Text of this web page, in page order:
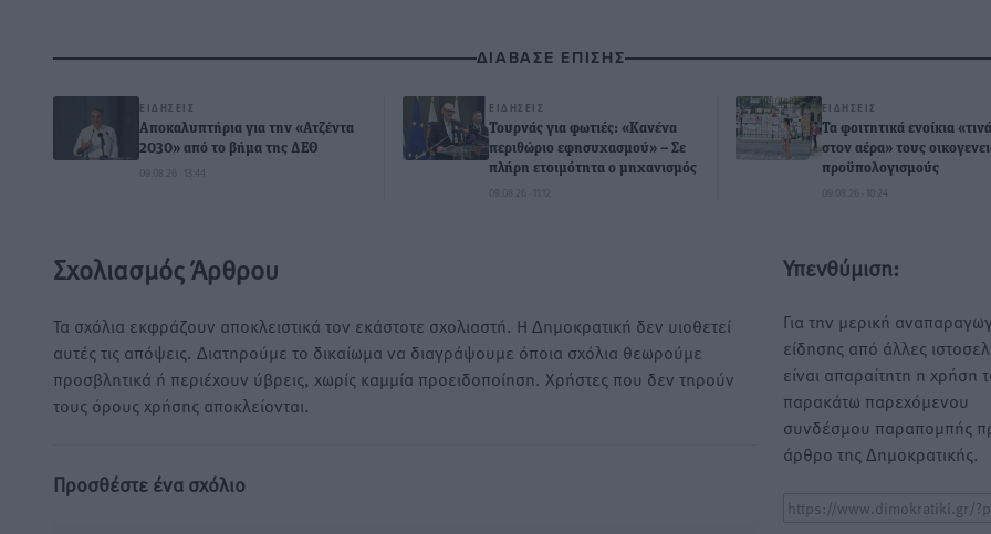
ΔΙΑΒΑΣΕ ΕΠΙΣΗΣ
ΕΙΔΉΣΕΙΣ
Αποκαλυπτήρια για την «Ατζέντα
2030» από το βήμα της ΔΕΘ
09.08.26 · 13:44
ΕΙΔΉΣΕΙΣ
Τουρνάς για φωτιές: «Κανένα
περιθώριο εφησυχασμού» – Σε
πλήρη ετοιμότητα ο μηχανισμός
09.08.26 · 11:12
ΕΙΔΉΣΕΙΣ
Τα φοιτητικά ενοίκια
στον αέρα» τους
προϋπολογισμούς
09.08.26 · 10:24
Σχολιασμός Άρθρου
Τα σχόλια εκφράζουν αποκλειστικά τον εκάστοτε σχολιαστή. Η Δημοκρατική δεν υιοθετεί
αυτές τις απόψεις. Διατηρούμε το δικαίωμα να διαγράψουμε όποια σχόλια θεωρούμε
προσβλητικά ή περιέχουν ύβρεις, χωρίς καμμία προειδοποίηση. Χρήστες που δεν τηρούν
τους όρους χρήσης αποκλείονται.
Προσθέστε ένα σχόλιο
Υπενθύμιση:
Για την μερική
είδησης από άλλες
είναι απαραίτητη η χρήση
παρακάτω παρεχόμενου
συνδέσμου παραπομπής
άρθρο της Δημοκρατικής.